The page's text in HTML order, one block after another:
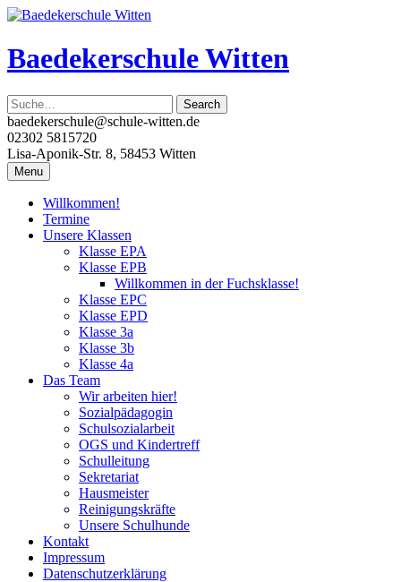
Skip
content
Baedekerschule Witten
baedekerschule@schule-witten.de
02302 5815720
Lisa-Aponik-Str. 8, 58453 Witten
Menu
Willkommen!
Termine
Unsere Klassen
Klasse EPA
Klasse EPB
Willkommen in der Fuchsklasse!
Klasse EPC
Klasse EPD
Klasse 3a
Klasse 3b
Klasse 4a
Das Team
Wir arbeiten hier!
Sozialpädagogin
Schulsozialarbeit
OGS und Kindertreff
Schulleitung
Sekretariat
Hausmeister
Reinigungskräfte
Unsere Schulhunde
Kontakt
Impressum
Datenschutzerklärung